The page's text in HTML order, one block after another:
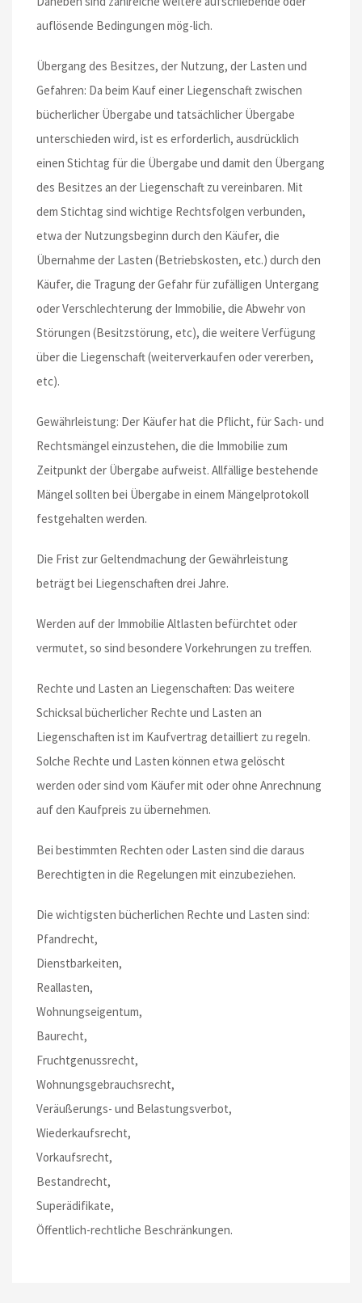
auflösende Bedingungen mög-lich.
Übergang des Besitzes, der Nutzung, der Lasten und
Gefahren: Da beim Kauf einer Liegenschaft zwischen
bücherlicher Übergabe und tatsächlicher Übergabe
unterschieden wird, ist es erforderlich, ausdrücklich
einen Stichtag für die Übergabe und damit den Übergang
des Besitzes an der Liegenschaft zu vereinbaren. Mit
dem Stichtag sind wichtige Rechtsfolgen verbunden,
etwa der Nutzungsbeginn durch den Käufer, die
Übernahme der Lasten (Betriebskosten, etc.) durch den
Käufer, die Tragung der Gefahr für zufälligen Untergang
oder Verschlechterung der Immobilie, die Abwehr von
Störungen (Besitzstörung, etc), die weitere Verfügung
über die Liegenschaft (weiterverkaufen oder vererben,
etc).
Gewährleistung: Der Käufer hat die Pflicht, für Sach- und
Rechtsmängel einzustehen, die die Immobilie zum
Zeitpunkt der Übergabe aufweist. Allfällige bestehende
Mängel sollten bei Übergabe in einem Mängelprotokoll
festgehalten werden.
Die Frist zur Geltendmachung der Gewährleistung
beträgt bei Liegenschaften drei Jahre.
Werden auf der Immobilie Altlasten befürchtet oder
vermutet, so sind besondere Vorkehrungen zu treffen.
Rechte und Lasten an Liegenschaften: Das weitere
Schicksal bücherlicher Rechte und Lasten an
Liegenschaften ist im Kaufvertrag detailliert zu regeln.
Solche Rechte und Lasten können etwa gelöscht
werden oder sind vom Käufer mit oder ohne Anrechnung
auf den Kaufpreis zu übernehmen.
Bei bestimmten Rechten oder Lasten sind die daraus
Berechtigten in die Regelungen mit einzubeziehen.
Die wichtigsten bücherlichen Rechte und Lasten sind:
Pfandrecht,
Dienstbarkeiten,
Reallasten,
Wohnungseigentum,
Baurecht,
Fruchtgenussrecht,
Wohnungsgebrauchsrecht,
Veräußerungs- und Belastungsverbot,
Wiederkaufsrecht,
Vorkaufsrecht,
Bestandrecht,
Superädifikate,
Öffentlich-rechtliche Beschränkungen.